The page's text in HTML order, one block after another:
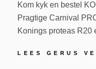
Kom kyk en bestel
Pragtige Carnival
Konings proteas R20
LEES GERUS